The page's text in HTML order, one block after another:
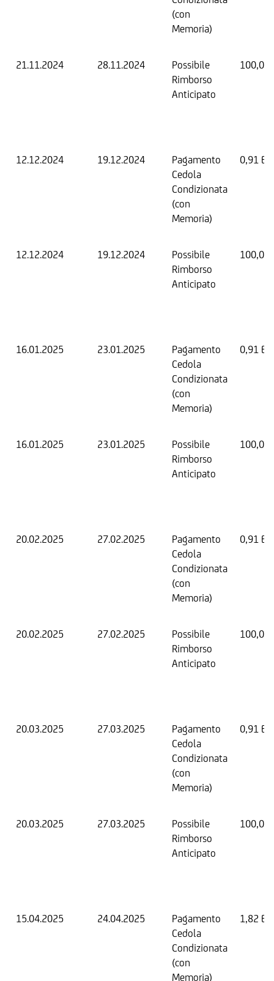
(con
Memoria)
21.11.2024 28.11.2024
Possibile
Rimborso
Anticipato
100,00
12.12.2024 19.12.2024
Pagamento
Cedola
Condizionata
(con
Memoria)
0,91
12.12.2024 19.12.2024
Possibile
Rimborso
Anticipato
100,00
16.01.2025 23.01.2025
Pagamento
Cedola
Condizionata
(con
Memoria)
0,91
16.01.2025 23.01.2025
Possibile
Rimborso
Anticipato
100,00
20.02.2025 27.02.2025
Pagamento
Cedola
Condizionata
(con
Memoria)
0,91
20.02.2025 27.02.2025
Possibile
Rimborso
Anticipato
100,00
20.03.2025 27.03.2025
Pagamento
Cedola
Condizionata
(con
Memoria)
0,91
20.03.2025 27.03.2025
Possibile
Rimborso
Anticipato
100,00
15.04.2025 24.04.2025
Pagamento
Cedola
Condizionata
(con
Memoria)
1,82